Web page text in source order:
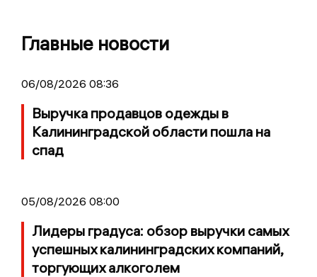
Главные новости
06/08/2026 08:36
Выручка продавцов одежды в
Калининградской области пошла на
спад
05/08/2026 08:00
Лидеры градуса: обзор выручки самых
успешных калининградских компаний,
торгующих алкоголем